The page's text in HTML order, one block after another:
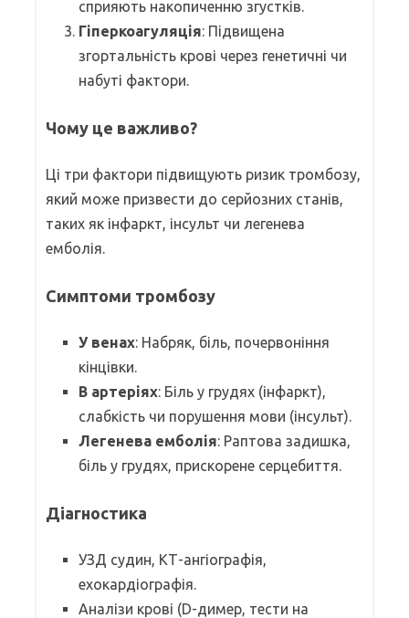
сприяють накопиченню згустків.
Гіперкоагуляція: Підвищена
згортальність крові через генетичні чи
набуті фактори.
Чому це важливо?
Ці три фактори підвищують ризик тромбозу,
який може призвести до серйозних станів,
таких як інфаркт, інсульт чи легенева
емболія.
Симптоми тромбозу
У венах: Набряк, біль, почервоніння
кінцівки.
В артеріях: Біль у грудях (інфаркт),
слабкість чи порушення мови (інсульт).
Легенева емболія: Раптова задишка,
біль у грудях, прискорене серцебиття.
Діагностика
УЗД судин, КТ-ангіографія,
ехокардіографія.
Аналізи крові (D-димер, тести на